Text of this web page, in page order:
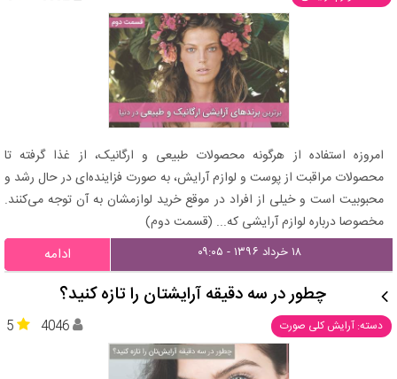
امروزه استفاده از هرگونه محصولات طبیعی و ارگانیک، از غذا گرفته تا
محصولات مراقبت از پوست و لوازم آرایش، به صورت فزاینده‌ای در حال رشد و
محبوبیت است و خیلی از افراد در موقع خرید لوازمشان به آن توجه می‌کنند.
مخصوصا درباره لوازم آرایشی که... (قسمت دوم)
۱۸ خرداد ۱۳۹۶ - ۰۹:۰۵ ادامه
چطور در سه دقیقه آرایشتان را تازه کنید؟
دسته: آرایش کلی صورت 5 4046